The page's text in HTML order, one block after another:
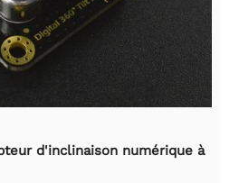
d'inclinaison numérique à